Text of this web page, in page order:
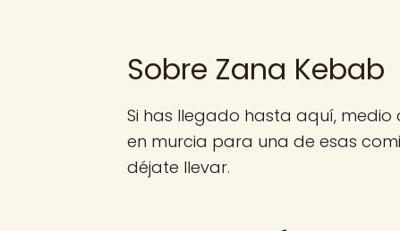
Sobre Zana Kebab
Si has llegado hasta aquí,
en murcia para una de esas
déjate llevar.